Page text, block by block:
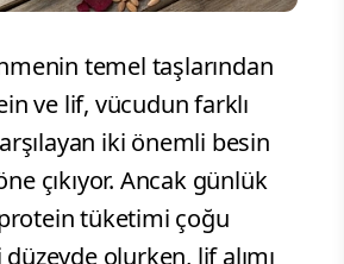
temel taşlarından
ve lif, vücudun farklı
iki önemli besin
çıkıyor. Ancak günlük
tüketimi çoğu
olurken, lif alımı